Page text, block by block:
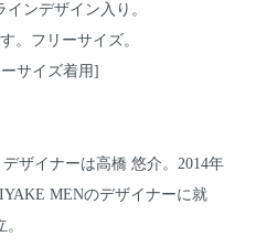
ンデザイン入り。
。フリーサイズ。
サイズ着用]
ザイナーは高橋 悠介。2014年
MENのデザイナーに就